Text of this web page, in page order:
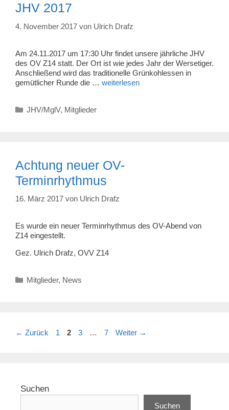
JHV 2017
4. November 2017 von Ulrich Drafz
Am 24.11.2017 um 17:30 Uhr findet unsere jährliche JHV
des OV Z14 statt. Der Ort ist wie jedes Jahr der Wersetiger.
Anschließend wird das traditionelle Grünkohlessen in
gemütlicher Runde die … weiterlesen
Kategorien
JHV/MglV, Mitglieder
Achtung neuer OV-
Terminrhythmus
16. März 2017 von Ulrich Drafz
Es wurde ein neuer Terminrhythmus des OV-Abend von
Z14 eingestellt.
Gez. Ulrich Drafz, OVV Z14
Kategorien
Mitglieder, News
← Zurück Seite
1 Seite
2 Seite
3 … Seite
7 Weiter →
Suchen
Suchen